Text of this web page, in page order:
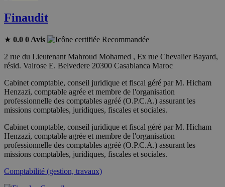
Finaudit
★ 0.0 0 Avis
Recommandée
2 rue du Lieutenant Mahroud Mohamed , Ex rue Chevalier Bayard,
résid. Valrose E. Belvedere 20300 Casablanca Maroc
Cabinet comptable, conseil juridique et fiscal géré par M. Hicham
Henzazi, comptable agrée et membre de l'organisation
professionnelle des comptables agréé (O.P.C.A.) assurant les
missions comptables, juridiques, fiscales et sociales.
Cabinet comptable, conseil juridique et fiscal géré par M. Hicham
Henzazi, comptable agrée et membre de l'organisation
professionnelle des comptables agréé (O.P.C.A.) assurant les
missions comptables, juridiques, fiscales et sociales.
Comptabilité (gestion, travaux)